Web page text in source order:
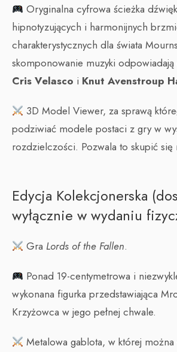
Oryginalna cyfrowa ścieżka
hipnotyzujących i harmonijnych
charakterystycznych dla świata
skomponowanie muzyki
Cris Velasco i Knut Avenstroup
3D Model Viewer, za sprawą
podziwiać modele postaci z gry w
rozdzielczości. Pozwala to skupić się
Edycja Kolekcjonerska
wyłącznie w wydaniu
Gra Lords of the Fallen.
Ponad 19-centymetrowa i
wykonana figurka przedstawiająca
Krzyżowca w jego pełnej chwale.
Metalowa gablota, w której